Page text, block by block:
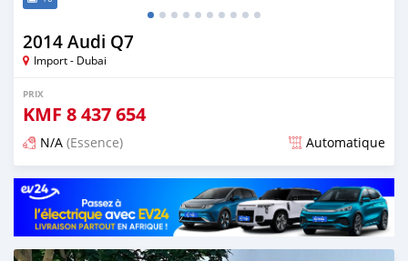
2014 Audi Q7
Import - Dubai
PRIX
KMF 8 437 654
N/A (Essence) Automatique
Publié il y a presque 6 ans